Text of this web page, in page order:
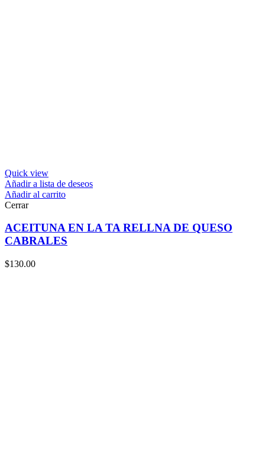
Quick view
Añadir a lista de deseos
Añadir al carrito
Cerrar
ACEITUNA EN LA TA RELLNA DE QUESO
CABRALES
$130.00